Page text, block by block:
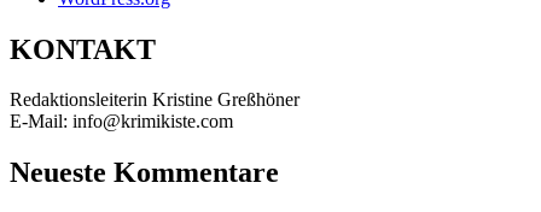
KONTAKT
Redaktionsleiterin Kristine Greßhöner
E-Mail: info@krimikiste.com
Neueste Kommentare